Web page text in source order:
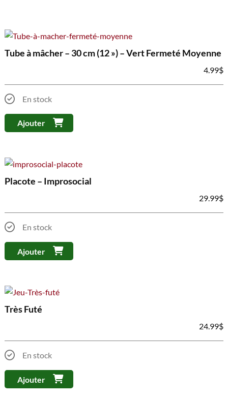
Tube à mâcher – 30 cm (12 ») – Vert Fermeté Moyenne
4.99$
En stock
Ajouter
Placote – Improsocial
29.99$
En stock
Ajouter
Très Futé
24.99$
En stock
Ajouter